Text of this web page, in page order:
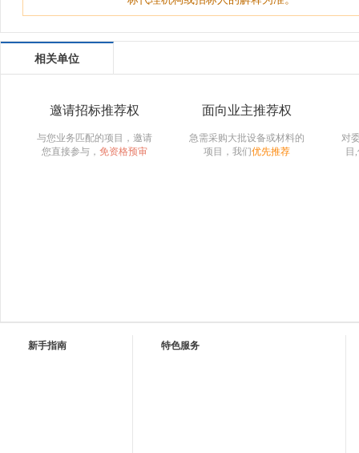
相关单位
邀请招标推荐权
与您业务匹配的项目，邀请
您直接参与， 免资格预审
面向业主推荐权
急需采购大批设备或材料的
项目，我们优先推荐
对
目
新手指南 特色服务